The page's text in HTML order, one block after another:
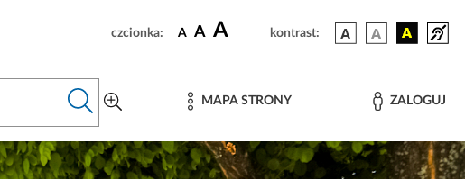
czcionka: A A A kontrast:
MAPA STRONY ZALOGUJ